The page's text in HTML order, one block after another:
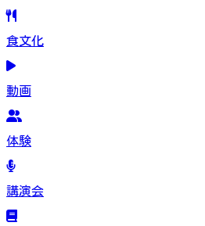
食文化
動画
体験
講演会